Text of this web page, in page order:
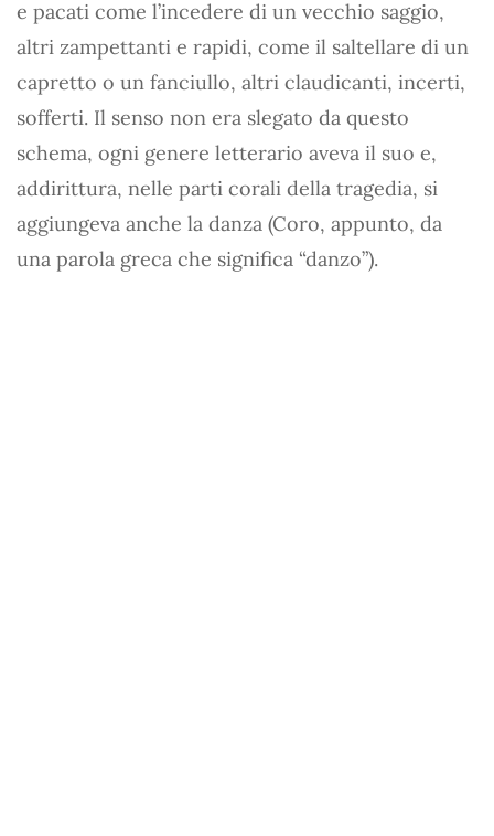
e pacati come l’incedere di un vecchio saggio,
altri zampettanti e rapidi, come il saltellare di un
capretto o un fanciullo, altri claudicanti, incerti,
sofferti. Il senso non era slegato da questo
schema, ogni genere letterario aveva il suo e,
addirittura, nelle parti corali della tragedia, si
aggiungeva anche la danza (Coro, appunto, da
una parola greca che significa “danzo”).